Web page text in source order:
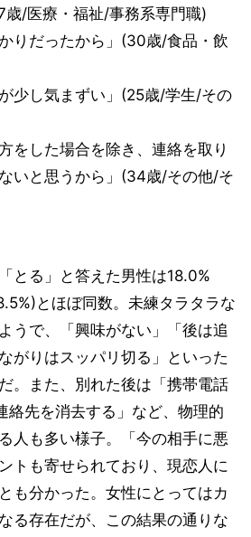
歳/医療・福祉/事務系専門職)
りだったから」(30歳/食品・飲
少し気まずい」(25歳/学生/その
をした場合を除き、連絡を取り
いと思うから」(34歳/その他/そ
とる」と答えた男性は18.0%
とほぼ同数。未練タラタラな
うで、「興味がない」「後は追
がりはスッパリ切る」といった
。また、別れた後は「携帯電話
絡先を消去する」など、物理的
人も多い様子。「今の相手に悪
トも寄せられており、現恋人に
も分かった。女性にとってはカ
る存在だが、この結果の通りな